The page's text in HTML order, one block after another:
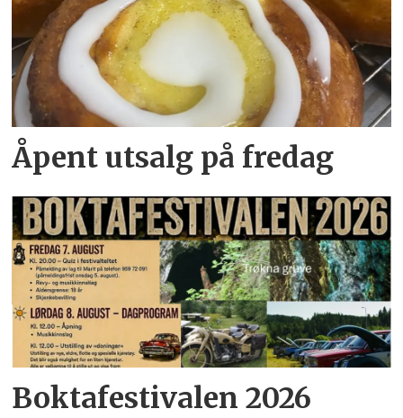
Åpent utsalg på fredag
Boktafestivalen 2026